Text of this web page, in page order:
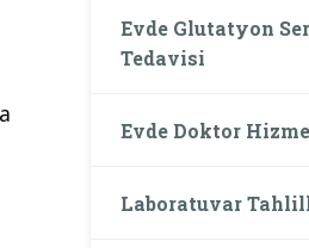
Evde Glutatyon
Tedavisi
Evde Doktor
Laboratuvar